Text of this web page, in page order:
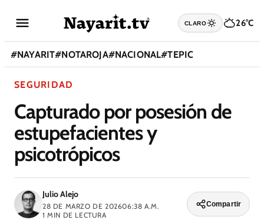
CLARO 26°C
#NAYARIT#NOTAROJA#NACIONAL#TEPIC
SEGURIDAD
Capturado por posesión de
estupefacientes y
psicotrópicos
Julio Alejo
28 DE MARZO DE 202606:38 A.M.
1 MIN DE LECTURA
Compartir